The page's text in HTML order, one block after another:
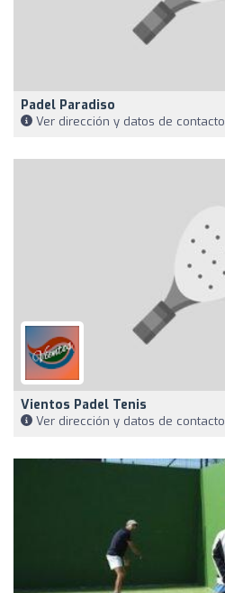
Padel Paradiso
Ver dirección y datos de contacto
Vientos Padel Tenis
Ver dirección y datos de contacto